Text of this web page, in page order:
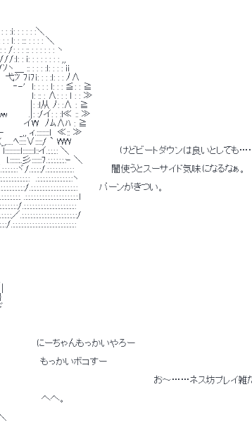
: :＼
: : : ＼
: : : : ヽ
: : : : : ,,
: :l: : : : ii
: : :l: : : ﾉ∧
: : : l: : : ≦: : ≧
l: :: : ∧: : : l : : ≫
:∧ : ≧
イ: : :l≪ :: ≫
ﾊ : ≧
　≪:: ≫
` WW
　　　　　　　　けどビートダウンは良いとしても
＼
　　　　　　闇使うとスーサイド気味になるなぁ。
　.:.:.:.:.:.:.:.:.:.:.:.:.:ヽ
.:.:.:.:.:.:.:.:.:.:.:.:.:.:.:.:.:　　　 バーンがきつい。
　　にーちゃんもっかいやろー
　　もっかいボコすー
　　　　　　　　　　　　　　　　　お～……ネス坊プレイ雑
　　　へへ。